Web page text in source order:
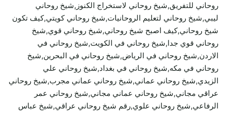
روحاني للتفريق,شيخ روحاني لاستخراج الكنوز,شيخ روحاني
ليبي,شيخ روحاني لتعليم الروحانيات,شيخ روحاني كويتي,كيف تكون
شيخ روحاني,كيف اصبح شيخ روحاني,شيخ روحاني قوي,شيخ
روحاني قوي جدا,شيخ روحاني في الكويت,شيخ روحاني في
الاردن,شيخ روحاني في الرياض,شيخ روحاني في البحرين,شيخ
روحاني في مكه,شيخ روحاني في بغداد,شيخ روحاني علي
الزيدي,شيخ روحاني عماني,شيخ روحاني عماني مجرب,شيخ روحاني
عراقي مجاني,شيخ روحاني عماني مجاني,شيخ روحاني عمر
الرفاعي,شيخ روحاني علوي,رقم شيخ روحاني عراقي,شيخ عباس